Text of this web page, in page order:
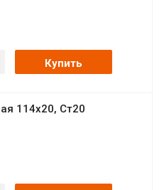
Купить
114х20, Ст20